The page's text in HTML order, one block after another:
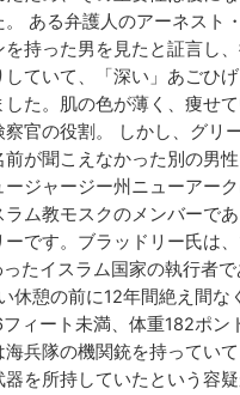
ある弁護人のアーネスト
を持った男を見たと証言し
ていて、「深い」あごひ
た。肌の色が薄く、痩せて
官の役割。 しかし、グリ
が聞こえなかった別の男
ージャージー州ニューアー
ム教モスクのメンバーで
です。ブラッドリー氏は
たイスラム国家の執行​​者で
休憩の前に12年間絶え間な
ィート未満、体重182ポン
兵隊の機関銃を持ってい
を所持していたという容